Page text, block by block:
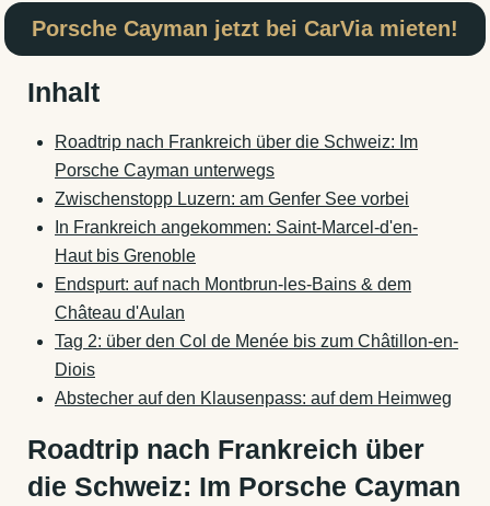
Porsche Cayman jetzt bei CarVia mieten!
Inhalt
Roadtrip nach Frankreich über die Schweiz: Im
Porsche Cayman unterwegs
Zwischenstopp Luzern: am Genfer See vorbei
In Frankreich angekommen: Saint-Marcel-d'en-
Haut bis Grenoble
Endspurt: auf nach Montbrun-les-Bains & dem
Château d'Aulan
Tag 2: über den Col de Menée bis zum Châtillon-en-
Diois
Abstecher auf den Klausenpass: auf dem Heimweg
Roadtrip nach Frankreich über
die Schweiz: Im Porsche Cayman